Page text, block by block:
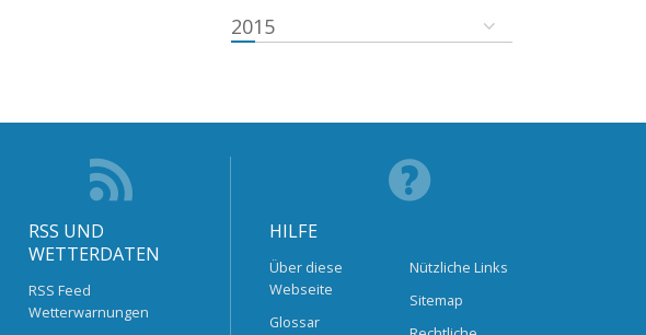
2015
RSS UND
WETTERDATEN
RSS Feed
Wetterwarnungen
HILFE
Über diese
Webseite
Glossar
Nützliche Links
Sitemap